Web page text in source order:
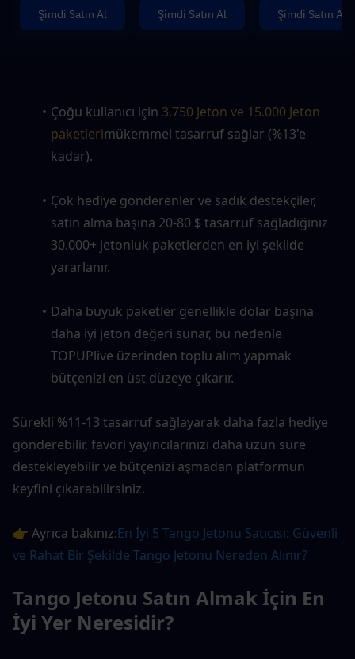
Şimdi Satın Al Şimdi Satın Al Şimdi Satın Al
Çoğu kullanıcı için 3.750 Jeton ve 15.000 Jeton
paketlerimükemmel tasarruf sağlar (%13'e
kadar).
Çok hediye gönderenler ve sadık destekçiler,
satın alma başına 20-80 $ tasarruf sağladığınız
30.000+ jetonluk paketlerden en iyi şekilde
yararlanır.
Daha büyük paketler genellikle dolar başına
daha iyi jeton değeri sunar, bu nedenle
TOPUPlive üzerinden toplu alım yapmak
bütçenizi en üst düzeye çıkarır.
Sürekli %11-13 tasarruf sağlayarak daha fazla hediye
gönderebilir, favori yayıncılarınızı daha uzun süre
destekleyebilir ve bütçenizi aşmadan platformun
keyfini çıkarabilirsiniz.
👉 Ayrıca bakınız:En İyi 5 Tango Jetonu Satıcısı: Güvenli
ve Rahat Bir Şekilde Tango Jetonu Nereden Alınır?
Tango Jetonu Satın Almak İçin En
İyi Yer Neresidir?